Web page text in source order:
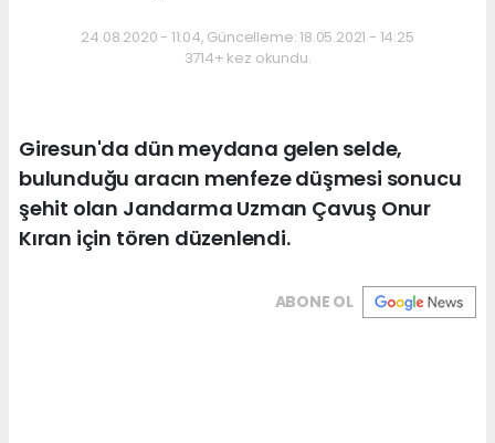
24.08.2020 - 11:04, Güncelleme: 18.05.2021 - 14:25
3714+ kez okundu.
Giresun'da dün meydana gelen selde,
bulunduğu aracın menfeze düşmesi sonucu
şehit olan Jandarma Uzman Çavuş Onur
Kıran için tören düzenlendi.
ABONE OL